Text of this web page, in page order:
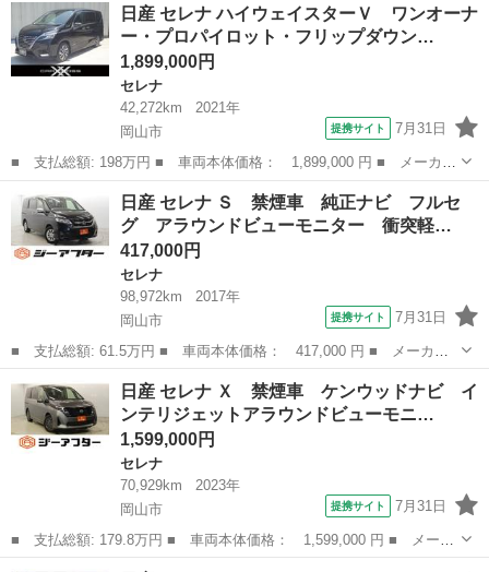
ＰＯＷＥＲ ＸＶ 後期型 純正１０インチナビ 後席ダウンモニタ
ー プロ...
日産 セレナ ハイウェイスターＶ ワンオーナ
ー・プロパイロット・フリップダウン…
1,899,000円
セレナ
42,272km
2021年
岡山市
提携サイト 7月31日
■ 支払総額: 198万円 ■ 車両本体価格： 1,899,000 円 ■ メーカー
名： 日産 ■ 車種名： セレナ ■ グレード名： ハイウェイスタ
ーＶ ワンオーナー・プロパイロット・フリップダウン ■ 排気
量： 200...
岡山市 セレナ
日産 セレナ Ｓ 禁煙車 純正ナビ フルセ
グ アラウンドビューモニター 衝突軽…
417,000円
セレナ
98,972km
2017年
岡山市
提携サイト 7月31日
■ 支払総額: 61.5万円 ■ 車両本体価格： 417,000 円 ■ メーカー
名： 日産 ■ 車種名： セレナ ■ グレード名： Ｓ 禁煙車 純
正ナビ フルセグ アラウンドビューモニター 衝突軽減ブレーキ
クルーズコン...
岡山 岡山市 セレナ
日産 セレナ Ｘ 禁煙車 ケンウッドナビ イ
ンテリジェットアラウンドビューモニ…
1,599,000円
セレナ
70,929km
2023年
岡山市
提携サイト 7月31日
■ 支払総額: 179.8万円 ■ 車両本体価格： 1,599,000 円 ■ メーカ
ー名： 日産 ■ 車種名： セレナ ■ グレード名： Ｘ 禁煙車
岡山 岡山市 セレナ